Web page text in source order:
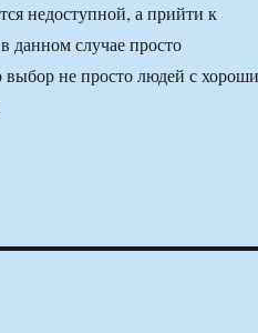
недоступной, а прийти к
случае просто
выбор не просто людей с